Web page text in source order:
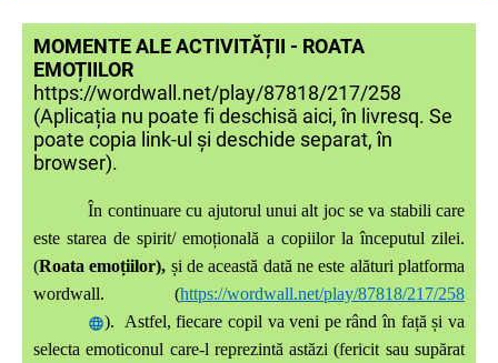
MOMENTE ALE ACTIVITĂȚII - ROATA
EMOȚIILOR
https://wordwall.net/play/87818/217/258
(Aplicația nu poate fi deschisă aici, în livresq. Se
poate copia link-ul și deschide separat, în
browser).
În continuarecu ajutorul unui alt joc se va stabili care
este starea de spirit/ emoțională a copiilor la începutul zilei.
(Roata emoțiilor), și de această dată ne este alături platforma
wordwall. (https://wordwall.net/play/87818/217/258
). Astfel, fiecare copil va veni pe rând în față și va
selecta emoticonul care-l reprezintă astăzi (fericit sau supărat